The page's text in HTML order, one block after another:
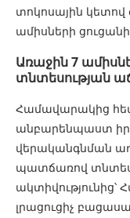
տոկոսային
ամիսների
Առաջին 7
տնտեսության
Համավարակից
անբարենպաստ
վերականգնման
պատճառով
լրացուցիչ